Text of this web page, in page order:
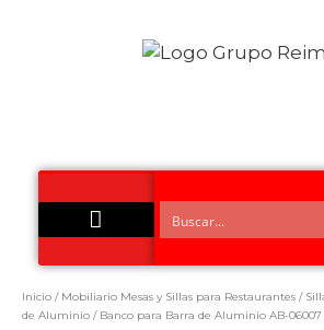
Inicio / Mobiliario Mesas y Sillas para Restaurantes /
de Aluminio / Banco para Barra de Aluminio AB-06007